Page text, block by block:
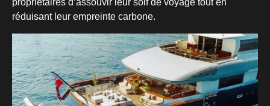
propriétaires d’assouvir leur soif de voyage tout en
réduisant leur empreinte carbone.